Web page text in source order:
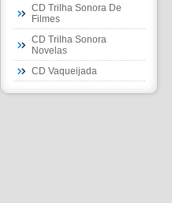
CD Trilha Sonora De
Filmes
CD Trilha Sonora
Novelas
CD Vaqueijada